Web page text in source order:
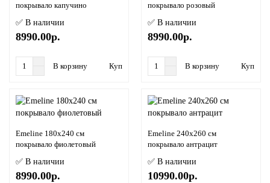
покрывало капучино
✅ В наличии
8990.00р.
В корзину Купить в 1 клик
покрывало розовый
✅ В наличии
8990.00р.
В корзину Купить
Emeline 180х240 см
покрывало фиолетовый
✅ В наличии
8990.00р.
Emeline 240х260 см
покрывало антрацит
✅ В наличии
10990.00р.